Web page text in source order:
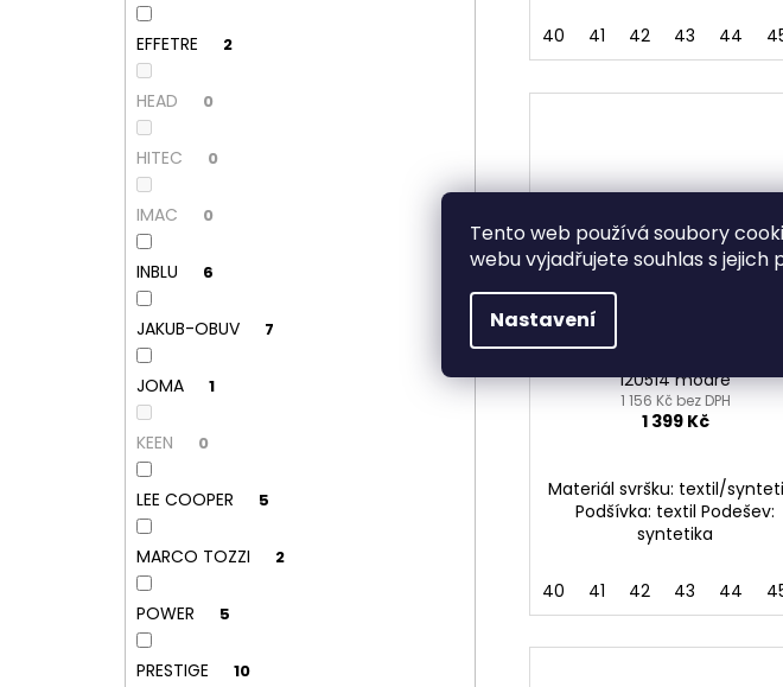
Tento web používá soubory
webu vyjadřujete souhlas s
Nastavení
EFFETRE 2
HEAD 0
HITEC 0
IMAC 0
INBLU 6
JAKUB-OBUV 7
JOMA 1
KEEN 0
LEE COOPER 5
MARCO TOZZI 2
POWER 5
PRESTIGE 10
40 41 42 43 44
1
KČ
Pánské tenisky TEDDY SMITH
španělského výrobce Xti
120514 modré
1 156 Kč bez DPH
1 399 Kč
Materiál svršku: textil/
Podšívka: textil Podešev:
syntetika
40 41 42 43 44